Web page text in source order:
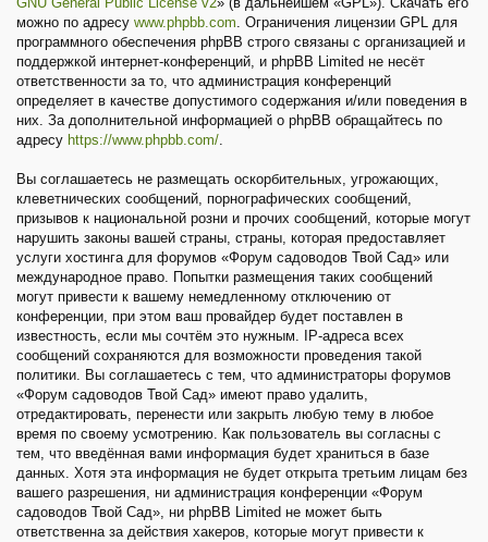
можно по адресу www.phpbb.com. Ограничения лицензии GPL для
программного обеспечения phpBB строго связаны с организацией и
поддержкой интернет-конференций, и phpBB Limited не несёт
ответственности за то, что администрация конференций
определяет в качестве допустимого содержания и/или поведения в
них. За дополнительной информацией о phpBB обращайтесь по
адресу https://www.phpbb.com/.
Вы соглашаетесь не размещать оскорбительных, угрожающих,
клеветнических сообщений, порнографических сообщений,
призывов к национальной розни и прочих сообщений, которые могут
нарушить законы вашей страны, страны, которая предоставляет
услуги хостинга для форумов «Форум садоводов Твой Сад» или
международное право. Попытки размещения таких сообщений
могут привести к вашему немедленному отключению от
конференции, при этом ваш провайдер будет поставлен в
известность, если мы сочтём это нужным. IP-адреса всех
сообщений сохраняются для возможности проведения такой
политики. Вы соглашаетесь с тем, что администраторы форумов
«Форум садоводов Твой Сад» имеют право удалить,
отредактировать, перенести или закрыть любую тему в любое
время по своему усмотрению. Как пользователь вы согласны с
тем, что введённая вами информация будет храниться в базе
данных. Хотя эта информация не будет открыта третьим лицам без
вашего разрешения, ни администрация конференции «Форум
садоводов Твой Сад», ни phpBB Limited не может быть
ответственна за действия хакеров, которые могут привести к